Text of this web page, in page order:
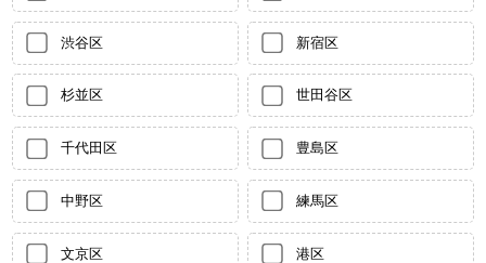
渋谷区 新宿区
杉並区 世田谷区
千代田区 豊島区
中野区 練馬区
文京区 港区